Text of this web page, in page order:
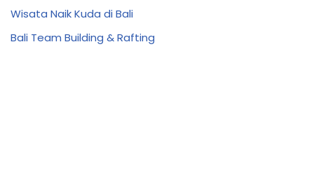
Wisata Naik Kuda di Bali
Bali Team Building & Rafting